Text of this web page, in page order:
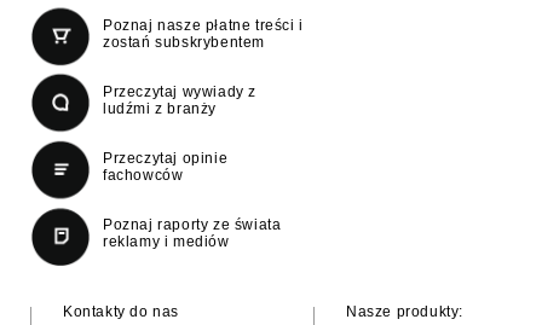
Poznaj nasze płatne treści i
zostań subskrybentem
Przeczytaj wywiady z
ludźmi z branży
Przeczytaj opinie
fachowców
Poznaj raporty ze świata
reklamy i mediów
Kontakty do nas
Nasze produkty: